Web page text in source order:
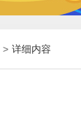
> 详细内容